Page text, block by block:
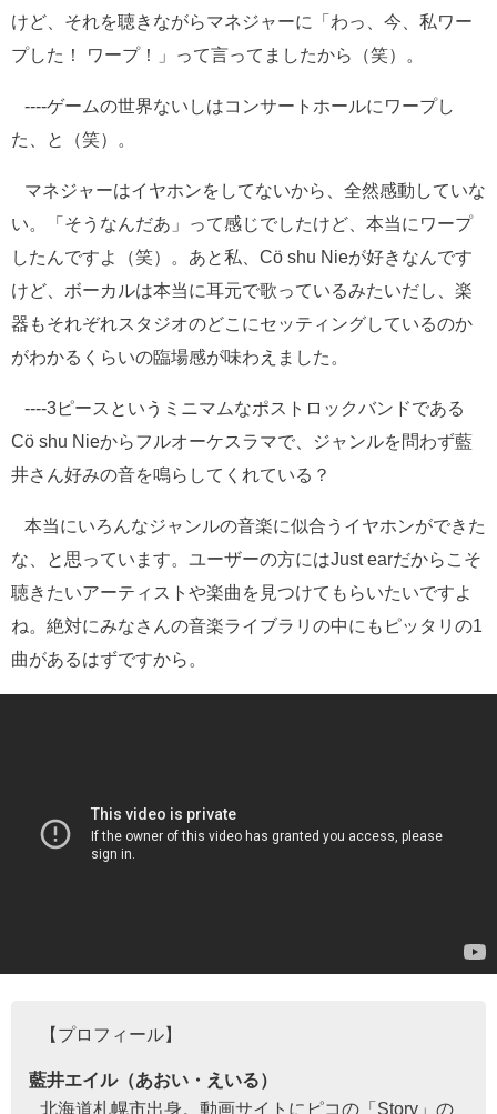
けど、それを聴きながらマネジャーに「わっ、今、私ワー
プした！ ワープ！」って言ってましたから（笑）。
----ゲームの世界ないしはコンサートホールにワープし
た、と（笑）。
マネジャーはイヤホンをしてないから、全然感動していな
い。「そうなんだあ」って感じでしたけど、本当にワープ
したんですよ（笑）。あと私、Cö shu Nieが好きなんです
けど、ボーカルは本当に耳元で歌っているみたいだし、楽
器もそれぞれスタジオのどこにセッティングしているのか
がわかるくらいの臨場感が味わえました。
----3ピースというミニマムなポストロックバンドである
Cö shu Nieからフルオーケスラマで、ジャンルを問わず藍
井さん好みの音を鳴らしてくれている？
本当にいろんなジャンルの音楽に似合うイヤホンができた
な、と思っています。ユーザーの方にはJust earだからこそ
聴きたいアーティストや楽曲を見つけてもらいたいですよ
ね。絶対にみなさんの音楽ライブラリの中にもピッタリの1
曲があるはずですから。
【プロフィール】
藍井エイル（あおい・えいる）
北海道札幌市出身。動画サイトにピコの「Story」の